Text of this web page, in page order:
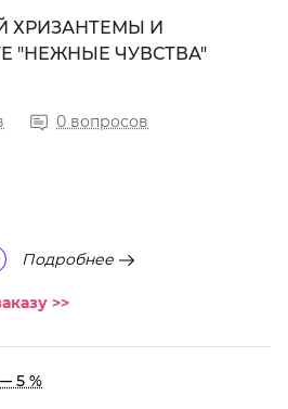
ХРИЗАНТЕМЫ И
"НЕЖНЫЕ ЧУВСТВА"
0 вопросов
Подробнее
>>
5 %